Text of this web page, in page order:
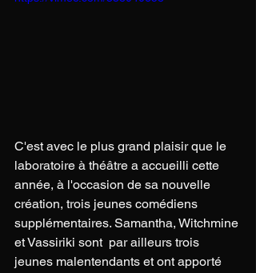
C'est avec le plus grand plaisir que le
laboratoire à théâtre a accueilli cette
année, à l'occasion de sa nouvelle
création, trois jeunes comédiens
supplémentaires. Samantha, Witchmine
et Vassiriki sont  par ailleurs trois
jeunes malentendants et ont apporté